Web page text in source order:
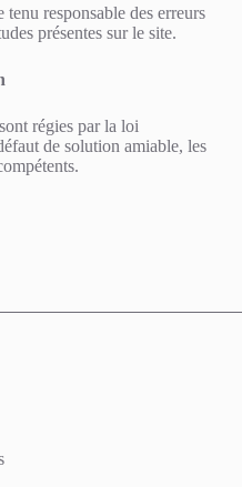
tenu responsable des erreurs
présentes sur le site.
régies par la loi
de solution amiable, les